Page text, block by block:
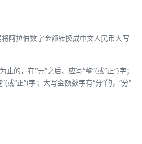
阿拉伯数字金额转换成中文人民币大写
止的，在“元”之后、应写“整”(或“正”)字；
或“正”)字；大写金额数字有“分”的，“分”